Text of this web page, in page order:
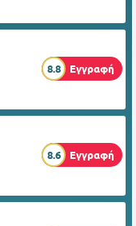
8.8 Εγγραφή
8.6 Εγγραφή